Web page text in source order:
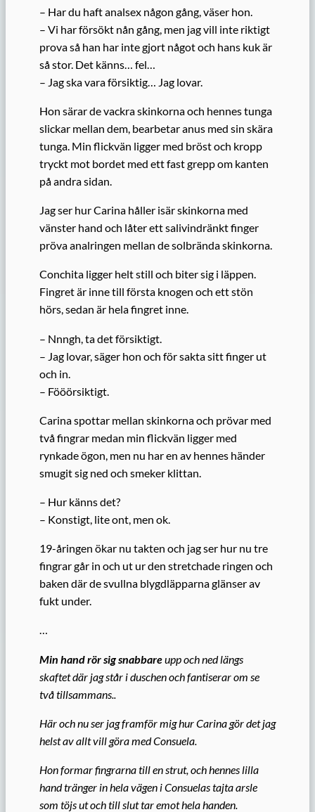
– Har du haft analsex någon gång, väser hon.
– Vi har försökt nån gång, men jag vill inte riktigt
prova så han har inte gjort något och hans kuk är
så stor. Det känns… fel…
– Jag ska vara försiktig… Jag lovar.
Hon särar de vackra skinkorna och hennes tunga
slickar mellan dem, bearbetar anus med sin skära
tunga. Min flickvän ligger med bröst och kropp
tryckt mot bordet med ett fast grepp om kanten
på andra sidan.
Jag ser hur Carina håller isär skinkorna med
vänster hand och låter ett salivindränkt finger
pröva analringen mellan de solbrända skinkorna.
Conchita ligger helt still och biter sig i läppen.
Fingret är inne till första knogen och ett stön
hörs, sedan är hela fingret inne.
– Nnngh, ta det försiktigt.
– Jag lovar, säger hon och för sakta sitt finger ut
och in.
– Fööörsiktigt.
Carina spottar mellan skinkorna och prövar med
två fingrar medan min flickvän ligger med
rynkade ögon, men nu har en av hennes händer
smugit sig ned och smeker klittan.
– Hur känns det?
– Konstigt, lite ont, men ok.
19-åringen ökar nu takten och jag ser hur nu tre
fingrar går in och ut ur den stretchade ringen och
baken där de svullna blygdläpparna glänser av
fukt under.
…
Min hand rör sig snabbareupp och ned längs
skaftet där jag står i duschen och fantiserar om se
två tillsammans..
Här och nu ser jag framför mig hur Carina gör det jag
helst av allt vill göra med Consuela.
Hon formar fingrarna till en strut, och hennes lilla
hand tränger in hela vägen i Consuelas tajta arsle
som töjs ut och till slut tar emot hela handen.